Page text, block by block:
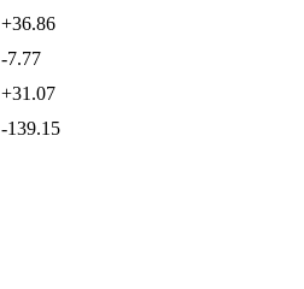
+36.86
-7.77
+31.07
-139.15